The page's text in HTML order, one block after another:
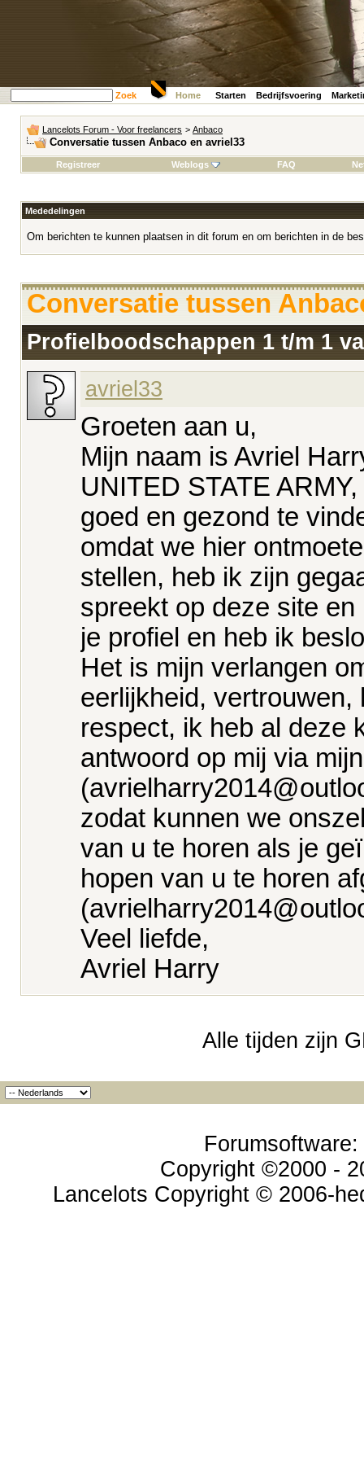
Zoek Home Starten Bedrijfsvoering
Lancelots Forum - Voor freelancers > Anbaco
Conversatie tussen Anbaco en avriel33
Registreer Weblogs FAQ
Mededelingen
Om berichten te kunnen plaatsen in dit forum en om berichten in de
Conversatie tussen
Profielboodschappen 1 t/m1
avriel33
Groeten aan u,
Mijn naam is Avriel
UNITED STATE
goed en gezond te
omdat we hier
stellen, heb ik zijn
spreekt op deze site
je profiel en heb ik
Het is mijn verlangen
eerlijkheid,
respect, ik heb al deze
antwoord op mij via
zodat kunnen we
van u te horen als je
hopen van u te horen
Veel liefde,
Avriel Harry
Alle tijden zijn
Copyright ©2000 -
Lancelots Copyright © 2006-